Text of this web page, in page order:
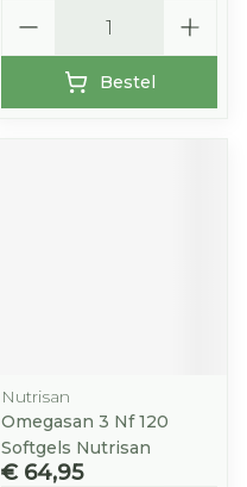
Bestel
Nutrisan
Omegasan 3 Nf 120
Softgels Nutrisan
€ 64,95